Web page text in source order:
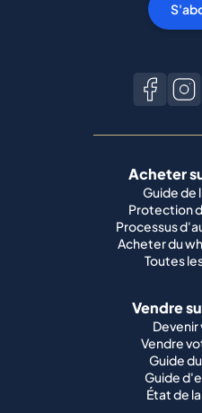
Acheter
Guide de
Protection
Processus
Acheter du
Toutes
Vendre
Vendre
Guide
Guide
État de